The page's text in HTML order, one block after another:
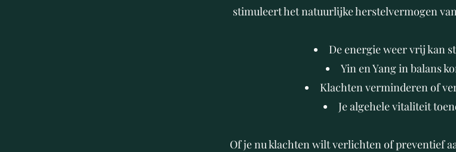
stimuleert het natuurlijke herstelvermogen
De energie weer vrij kan
Yin en Yang in balans
Klachten verminderen of
Je algehele vitaliteit
Of je nu klachten wilt verlichten of preventief